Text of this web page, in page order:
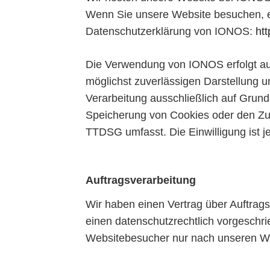
Wenn Sie unsere Website
Datenschutzerklärung von IONOS:
Die Verwendung von IONOS erfolgt
möglichst zuverlässigen Darstellung
Verarbeitung ausschließlich auf
Speicherung von Cookies oder den
TTDSG umfasst. Die Einwilligung ist
Auftragsverarbeitung
Wir haben einen Vertrag über
einen datenschutzrechtlich
Websitebesucher nur nach unseren